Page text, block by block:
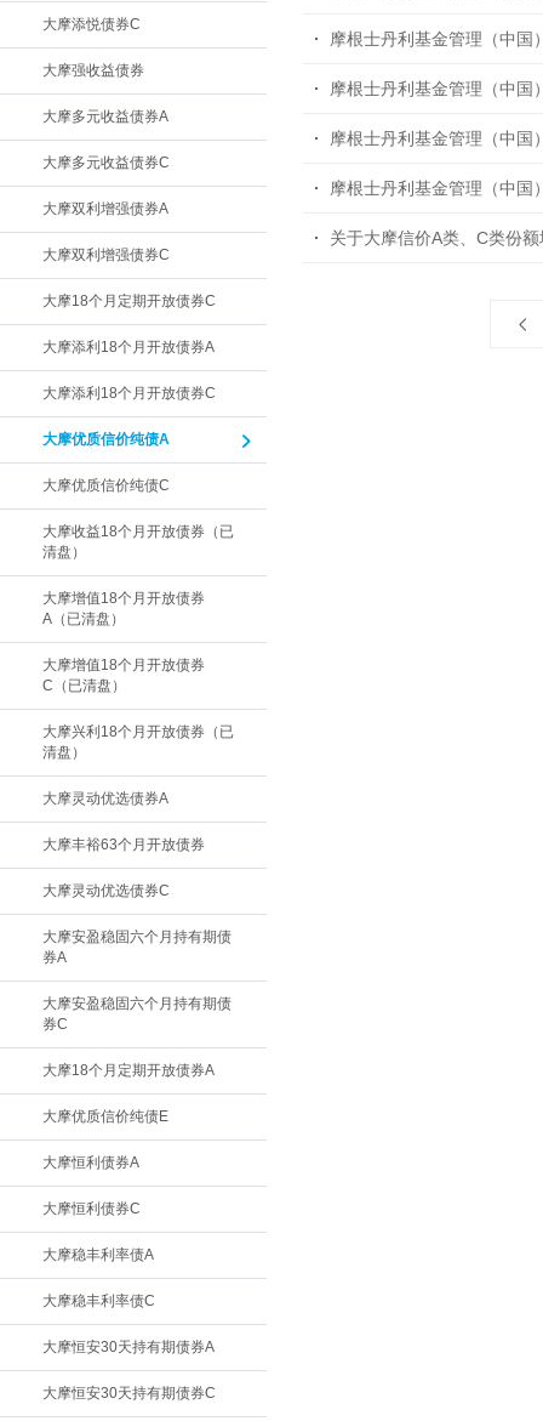
大摩添悦债券C
大摩强收益债券
大摩多元收益债券A
大摩多元收益债券C
大摩双利增强债券A
大摩双利增强债券C
大摩18个月定期开放债券C
大摩添利18个月开放债券A
大摩添利18个月开放债券C
大摩优质信价纯债A
大摩优质信价纯债C
大摩收益18个月开放债券（已
清盘）
大摩增值18个月开放债券
A（已清盘）
大摩增值18个月开放债券
C（已清盘）
大摩兴利18个月开放债券（已
清盘）
大摩灵动优选债券A
大摩丰裕63个月开放债券
大摩灵动优选债券C
大摩安盈稳固六个月持有期债
券A
大摩安盈稳固六个月持有期债
券C
大摩18个月定期开放债券A
大摩优质信价纯债E
大摩恒利债券A
大摩恒利债券C
大摩稳丰利率债A
大摩稳丰利率债C
大摩恒安30天持有期债券A
大摩恒安30天持有期债券C
摩根士丹利基金管理（中国
关于大摩信价A类、C类份